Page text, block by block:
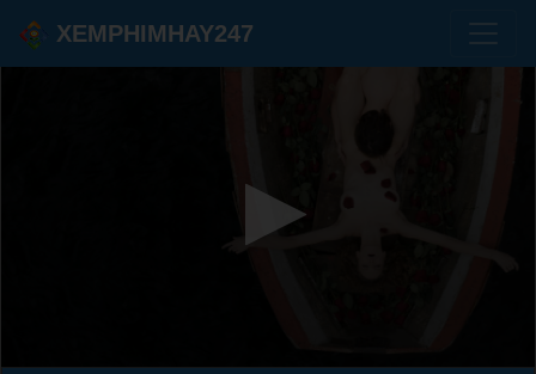
XEMPHIMHAY247